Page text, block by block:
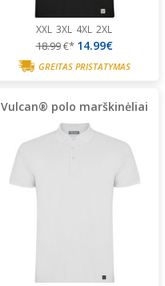
XXL 3XL 4XL 2XL
18.99€* 14.99€
GREITAS PRISTATYMAS
Vulcan® polo marškinėliai